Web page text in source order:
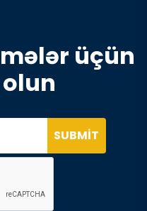
mələr üçün
olun
SUBMIT